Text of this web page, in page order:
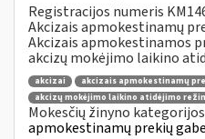
Registracijos numeris
Akcizais apmokestinamų
Akcizais apmokestinamos
akcizų mokėjimo laikino
akcizai
akcizais apmokestinamų
akcizų mokėjimo laikino atidėjimo
Mokesčių žinyno
apmokestinamų prekių